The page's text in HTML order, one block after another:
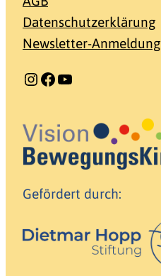
Datenschutzerklärung
Newsletter-Anmeldung
Instagram Facebook YouTube
Gefördert durch: